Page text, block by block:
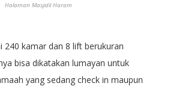
Halaman Masjidil Haram
240 kamar dan 8 lift berukuran
bisa dikatakan lumayan untuk
yang sedang check in maupun